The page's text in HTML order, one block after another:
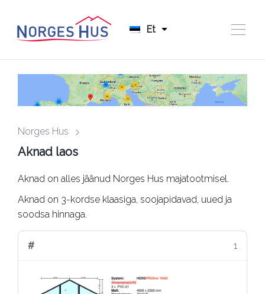
Et
Norges Hus
Aknad laos
Aknad on alles jäänud Norges Hus majatootmisel.
Aknad on 3-kordse klaasiga, soojapidavad, uued ja
soodsa hinnaga.
1